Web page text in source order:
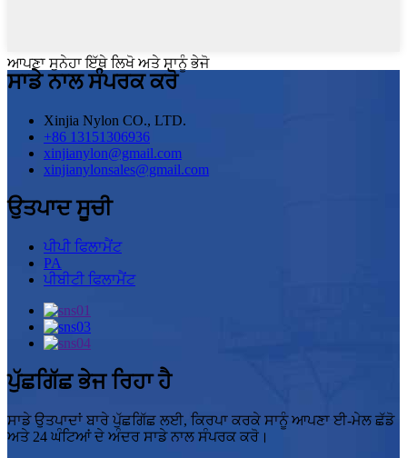
ਆਪਣਾ ਸੁਨੇਹਾ ਇੱਥੇ ਲਿਖੋ ਅਤੇ ਸਾਨੂੰ ਭੇਜੋ
ਸਾਡੇ ਨਾਲ ਸੰਪਰਕ ਕਰੋ
Xinjia Nylon CO., LTD.
+86 13151306936
xinjianylon@gmail.com
xinjianylonsales@gmail.com
ਉਤਪਾਦ ਸੂਚੀ
ਪੀਪੀ ਫਿਲਾਮੈਂਟ
PA
ਪੀਬੀਟੀ ਫਿਲਾਮੈਂਟ
ਪੁੱਛਗਿੱਛ ਭੇਜ ਰਿਹਾ ਹੈ
ਸਾਡੇ ਉਤਪਾਦਾਂ ਬਾਰੇ ਪੁੱਛਗਿੱਛ ਲਈ, ਕਿਰਪਾ ਕਰਕੇ ਸਾਨੂੰ ਆਪਣਾ ਈ-ਮੇਲ ਛੱਡੋ
ਅਤੇ 24 ਘੰਟਿਆਂ ਦੇ ਅੰਦਰ ਸਾਡੇ ਨਾਲ ਸੰਪਰਕ ਕਰੋ।